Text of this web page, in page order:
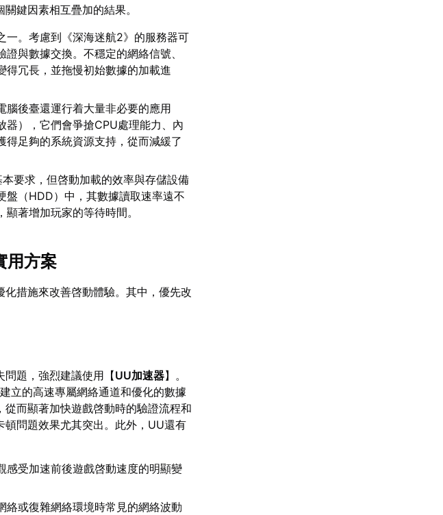
鍵因素相互疊加的結果。
一。考慮到《深海迷航2》的服務器可
與數據交換。不穩定的網絡信號、
得冗長，並拖慢初始數據的加載進
腦後臺還運行着大量非必要的應用
器），它們會爭搶CPU處理能力、內
足夠的系統資源支持，從而減緩了
要求，但啓動加載的效率與存儲設備
盤（HDD）中，其數據讀取速率遠不
著增加玩家的等待時間。
用方案
措施來改善啓動體驗。其中，優先改
題，強烈建議使用【UU加速器】。
立的高速專屬網絡通道和優化的數據
而顯著加快遊戲啓動時的驗證流程和
問題效果尤其突出。此外，UU還有
感受加速前後遊戲啓動速度的明顯變
絡或復雜網絡環境時常見的網絡波動